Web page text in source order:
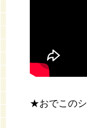
★おでこの